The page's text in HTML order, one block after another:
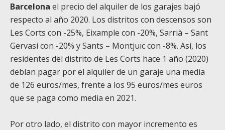
Barcelona el precio del alquiler de los garajes bajó
respecto al año 2020. Los distritos con descensos son
Les Corts con -25%, Eixample con -20%, Sarrià – Sant
Gervasi con -20% y Sants – Montjuïc con -8%. Así, los
residentes del distrito de Les Corts hace 1 año (2020)
debían pagar por el alquiler de un garaje una media
de 126 euros/mes, frente a los 95 euros/mes euros
que se paga como media en 2021.
Por otro lado, el distrito con mayor incremento es